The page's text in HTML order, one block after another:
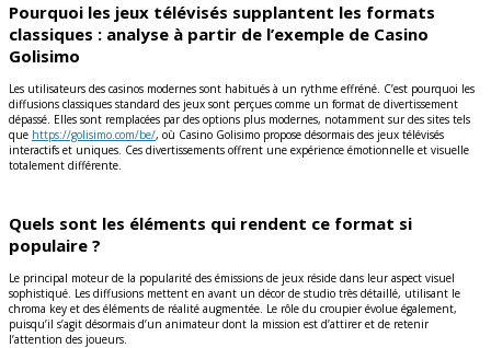
Pourquoi les jeux télévisés supplantent les formats
classiques : analyse à partir de l’exemple de Casino
Golisimo
Les utilisateurs des casinos modernes sont habitués à un rythme effréné. C’est pourquoi les
diffusions classiques standard des jeux sont perçues comme un format de divertissement
dépassé. Elles sont remplacées par des options plus modernes, notamment sur des sites tels
que https://golisimo.com/be/, où Casino Golisimo propose désormais des jeux télévisés
interactifs et uniques. Ces divertissements offrent une expérience émotionnelle et visuelle
totalement différente.
Quels sont les éléments qui rendent ce format si
populaire ?
Le principal moteur de la popularité des émissions de jeux réside dans leur aspect visuel
sophistiqué. Les diffusions mettent en avant un décor de studio très détaillé, utilisant le
chroma key et des éléments de réalité augmentée. Le rôle du croupier évolue également,
puisqu’il s’agit désormais d’un animateur dont la mission est d’attirer et de retenir
l’attention des joueurs.